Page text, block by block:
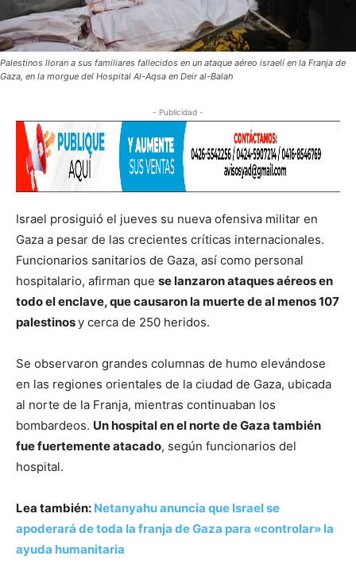
Palestinos lloran a sus familiares fallecidos en un ataque aéreo israelí en la Franja de
Gaza, en la morgue del Hospital Al-Aqsa en Deir al-Balah
- Publicidad -
Israel prosiguió el jueves su nueva ofensiva militar en
Gaza a pesar de las crecientes críticas internacionales.
Funcionarios sanitarios de Gaza, así como personal
hospitalario, afirman que se lanzaron ataques aéreos en
todo el enclave, que causaron la muerte de al menos 107
palestinosy cerca de 250 heridos.
Se observaron grandes columnas de humo elevándose
en las regiones orientales de la ciudad de Gaza, ubicada
al norte de la Franja, mientras continuaban los
bombardeos. Un hospital en el norte de Gaza también
fue fuertemente atacado, según funcionarios del
hospital.
Lea también: Netanyahu anuncia que Israel se
apoderará de toda la franja de Gaza para «controlar» la
ayuda humanitaria